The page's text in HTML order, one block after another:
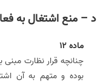
د – منع اشتغال به
ماده 12
چنانچه قرار نظارت
بوده و متهم به آن